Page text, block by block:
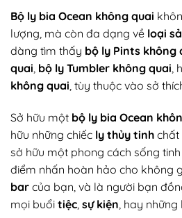
Bộ ly bia Ocean không quai
lượng, mà còn đa dạng về loại
dàng tìm thấy bộ ly Pints không
quai, bộ ly Tumbler không quai,
không quai, tùy thuộc vào sở
Sở hữu một bộ ly bia Ocean
hữu những chiếc ly thủy tinh chất
sở hữu một phong cách sống tinh
điểm nhấn hoàn hảo cho không
bar của bạn, và là người bạn
mọi buổi tiệc sự kiện , hay